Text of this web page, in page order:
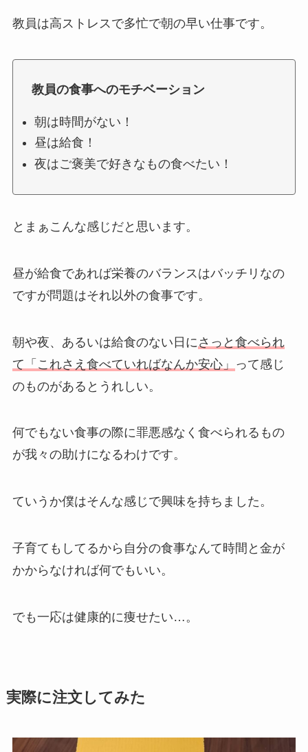
教員は高ストレスで多忙で朝の早い仕事です。
教員の食事へのモチベーション
朝は時間がない！
昼は給食！
夜はご褒美で好きなもの食べたい！
とまぁこんな感じだと思います。
昼が給食であれば栄養のバランスはバッチリなの
ですが問題はそれ以外の食事です。
朝や夜、あるいは給食のない日に さっと食べられ
て「これさえ食べていればなんか安心」 って感じ
のものがあるとうれしい。
何でもない食事の際に罪悪感なく食べられるもの
が我々の助けになるわけです。
ていうか僕はそんな感じで興味を持ちました。
子育てもしてるから自分の食事なんて時間と金が
かからなければ何でもいい。
でも一応は健康的に痩せたい…。
実際に注文してみた